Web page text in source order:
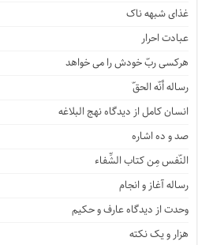
غذای شبهه ناک
عبادت احرار
هرکسی ربّ خودش را می خواهد
رساله أنّه الحقّ
انسان کامل از دیدگاه نهج البلاغه
صد و ده اشاره
النّفس مِن کتاب الشِّفاء
رساله آغاز و انجام
وحدت از دیدگاه عارف و حکیم
هزار و یک نکته